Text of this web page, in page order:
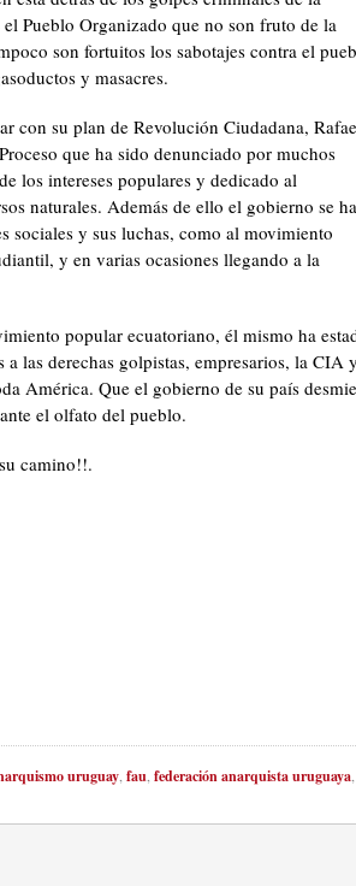
Pueblo Organizado que no son fruto de la
son fortuitos los sabotajes contra el
y masacres.
con su plan de Revolución Ciudadana,
que ha sido denunciado por muchos
los intereses populares y dedicado al
naturales. Además de ello el gobierno se ha
sociales y sus luchas, como al movimiento
y en varias ocasiones llegando a la
popular ecuatoriano, él mismo ha
las derechas golpistas, empresarios, la CIA y
América. Que el gobierno de su país
el olfato del pueblo.
camino!!.
uruguay fau federación anarquista uruguaya